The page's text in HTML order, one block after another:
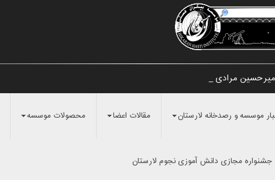
مرادی و نامگذاری_
موسسه و رصدخانه لارستان مقالات اعضا محصولات موسسه
جشنواره مجازی دانش آموزی نجوم لارستان